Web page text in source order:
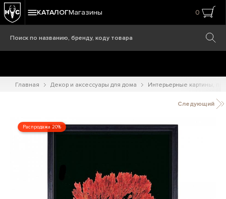
КАТАЛОГМагазины 0
Главная Декор и аксессуары для дома Интерьерные картины,
Следующий
Распродажа 20%